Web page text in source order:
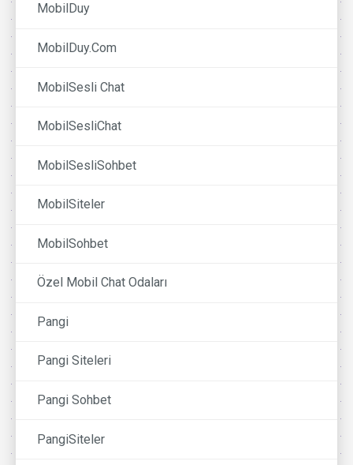
MobilDuy
MobilDuy.Com
MobilSesli Chat
MobilSesliChat
MobilSesliSohbet
MobilSiteler
MobilSohbet
Özel Mobil Chat Odaları
Pangi
Pangi Siteleri
Pangi Sohbet
PangiSiteler